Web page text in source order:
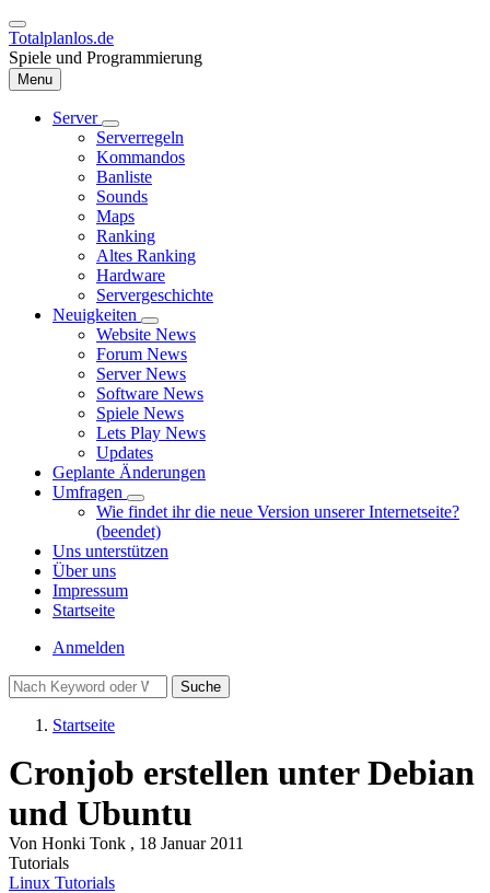
Direkt
zum
Inhalt
Totalplanlos.de
Spiele und Programmierung
Menu
Hauptnavigation
Server
Unternavigation
von
Server
Serverregeln
Kommandos
Banliste
Sounds
Maps
Ranking
Altes Ranking
Hardware
Servergeschichte
Neuigkeiten
Unternavigation
von
Neuigkeiten
Website News
Forum News
Server News
Software News
Spiele News
Lets Play News
Updates
Geplante Änderungen
Umfragen
Unternavigation
von
Umfragen
Wie findet ihr die neue Version unserer Internetseite?
(beendet)
Uns unterstützen
Über uns
Impressum
Startseite
Benutzermenü
Anmelden
Suche
Startseite
Cronjob erstellen unter Debian
und Ubuntu
Von Honki Tonk , 18 Januar 2011
Tutorials
Linux Tutorials